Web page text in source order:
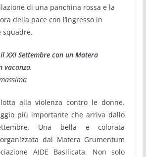
di una panchina rossa e la
della pace con l’ingresso in
squadre.
XXI Settembre con un Matera
vacanza.
alla violenza contro le donne.
più importante che arriva dallo
Una bella e colorata
dal Matera Grumentum
AIDE Basilicata. Non solo